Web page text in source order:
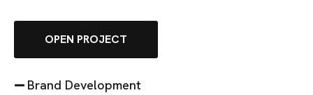
OPEN PROJECT
Brand Development